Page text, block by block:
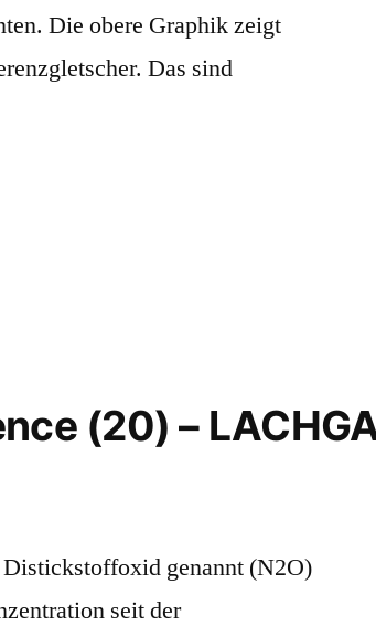
Die obere Graphik zeigt
Das sind
(20) –
genannt (N2O)
seit der